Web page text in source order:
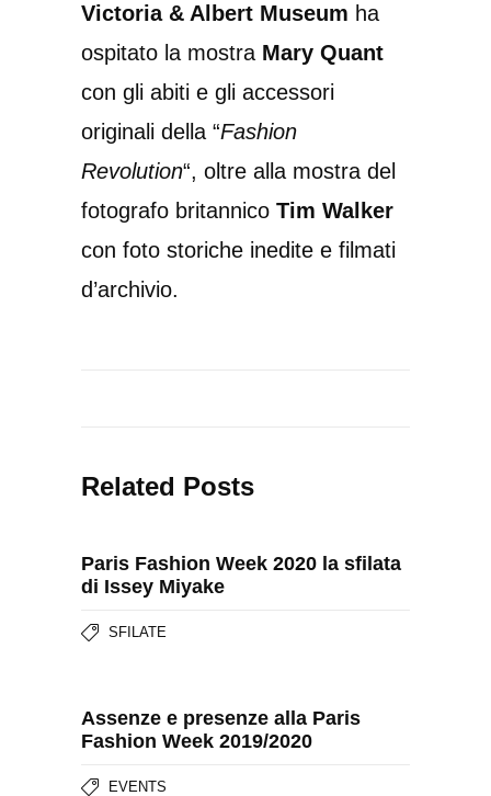
Victoria & Albert Museum ha
ospitato la mostra Mary Quant
con gli abiti e gli accessori
originali della “Fashion
Revolution“, oltre alla mostra del
fotografo britannico Tim Walker
con foto storiche inedite e filmati
d’archivio.
Related Posts
Paris Fashion Week 2020 la sfilata
di Issey Miyake
SFILATE
Assenze e presenze alla Paris
Fashion Week 2019/2020
EVENTS